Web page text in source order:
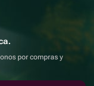
por compras y